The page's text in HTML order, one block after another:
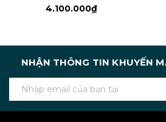
4.100.000₫
NHẬN THÔNG TIN KHUYẾN